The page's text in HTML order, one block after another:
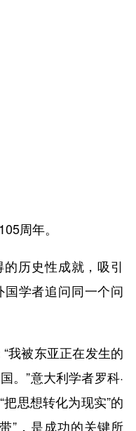
周年。
历史性成就，吸引
学者追问同一个问
我被东亚正在发生的
。”意大利学者罗科·
思想转化为现实”的
”，是成功的关键所